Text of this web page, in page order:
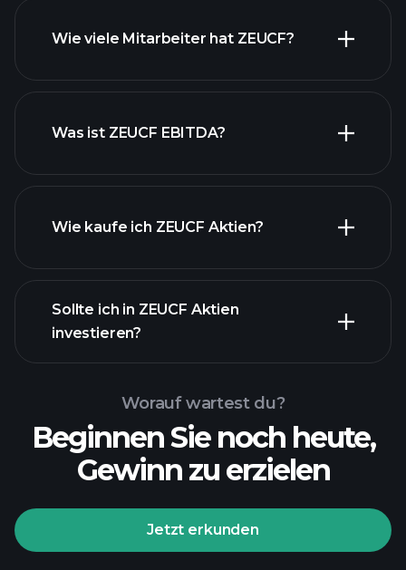
finanzielle Berichte ZEUCF
Wie viele Mitarbeiter hat ZEUCF?
Was ist ZEUCF EBITDA?
Wie kaufe ich ZEUCF Aktien?
Sollte ich in ZEUCF Aktien
investieren?
Worauf wartest du?
Beginnen Sie noch heute,
Gewinn zu erzielen
Jetzt erkunden